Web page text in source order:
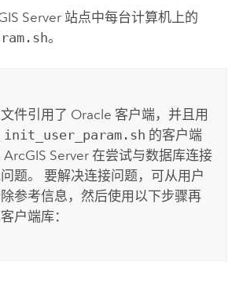
Server站点中每台计算机上的
。
件引用了 Oracle 客户端，并且用
init_user_param.sh 的客户端
ArcGIS Server 在尝试与数据库连接
题。 要解决连接问题，可从用户
参考信息，然后使用以下步骤再
户端库：